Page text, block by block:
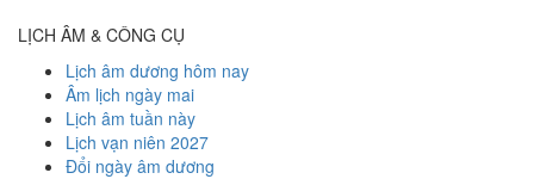
LỊCH ÂM & CÔNG CỤ
Lịch âm dương hôm nay
Âm lịch ngày mai
Lịch âm tuần này
Lịch vạn niên 2027
Đổi ngày âm dương